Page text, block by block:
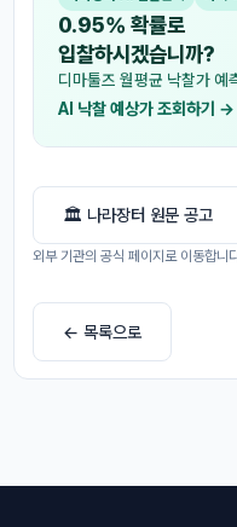
0.95% 확률로
입찰하시겠습니까?
디마툴즈 월평균 낙찰가
AI 낙찰 예상가 조회하기 →
🏛 나라장터 원문 공고
외부 기관의 공식 페이지로 이동합니
← 목록으로